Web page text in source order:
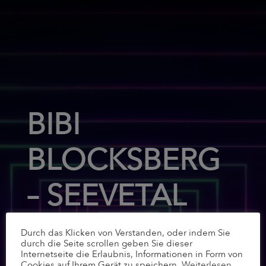
BIBI
BLOCKSBERG
– SEEVETAL
19.09.2021 14:00 Uhr
Durch das Klicken von Verstanden, oder indem Sie
durch die Seite scrollen geben Sie dieser
Internetseite die Erlaubnis, Informationen in Form von